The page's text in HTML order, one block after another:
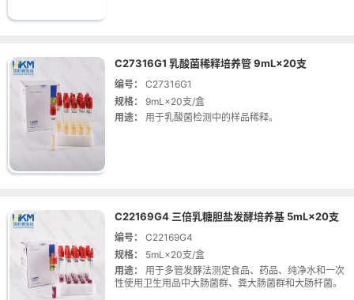
C27316G1 乳酸菌稀释培养管 9mL×20支
编号：
C27316G1
规格：
9mL×20支/盒
用途：
用于乳酸菌检测中的样品稀释。
C22169G4 三倍乳糖胆盐发酵培养基 5mL×20支
编号：
C22169G4
规格：
5mL×20支/盒
用途：
用于多管发酵法测定食品、药品、纯净水和一次
性使用卫生用品中大肠菌群、粪大肠菌群和大肠杆菌。